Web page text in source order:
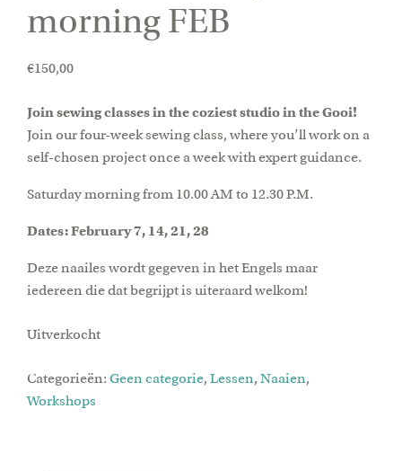
morning FEB
€150,00
Join sewing classes in the coziest studio in the Gooi!
Join our four-week sewing class, where you’ll work on a
self-chosen project once a week with expert guidance.
Saturday morning from 10.00 AM to 12.30 P.M.
Dates: February 7, 14, 21, 28
Deze naailes wordt gegeven in het Engels maar
iedereen die dat begrijpt is uiteraard welkom!
Uitverkocht
Categorieën:Geen categorie,Lessen,Naaien,
Workshops